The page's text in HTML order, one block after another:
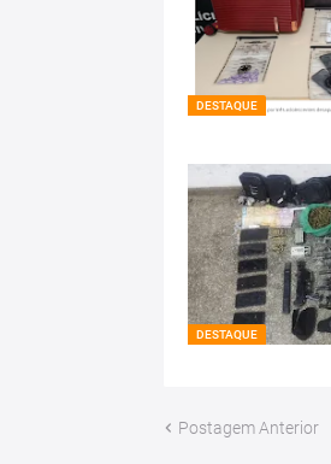
DESTAQUE
DESTAQUE
Postagem Anterior